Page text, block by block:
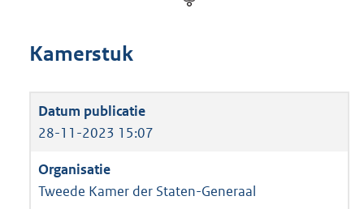
Kamerstuk
28-11-2023 15:07
Tweede Kamer der Staten-Generaal